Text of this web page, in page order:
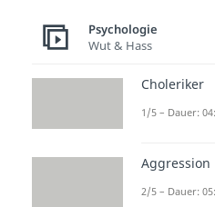
Je
verhält,
er zu dir
Beispiel bei
deinen
Psychologie
Wut & Hass
Choleriker
1/5 – Dauer:
Aggression
2/5 – Dauer: